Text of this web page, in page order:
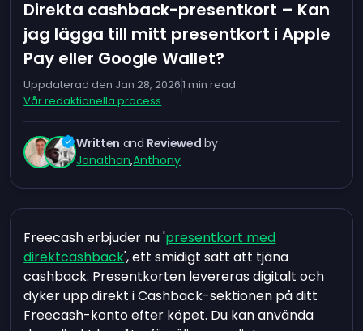
Direkta cashback-presentkort – Kan
jag lägga till mitt presentkort i Apple
Pay eller Google Wallet?
Uppdaterad den Jan 28, 20261 min read
Vår redaktionella process
Written and Reviewed by
Jonathan,Anthony
Freecash erbjuder nu 'presentkort med
direktcashback', ett smidigt sätt att tjäna
cashback. Presentkorten levereras digitalt och
dyker upp direkt i Cashback-sektionen på ditt
Freecash-konto efter köpet. Du kan använda